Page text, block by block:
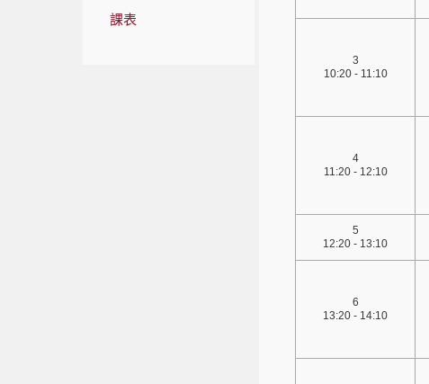
課表
3
10:20 - 11:10
4
11:20 - 12:10
5
12:20 - 13:10
6
13:20 - 14:10